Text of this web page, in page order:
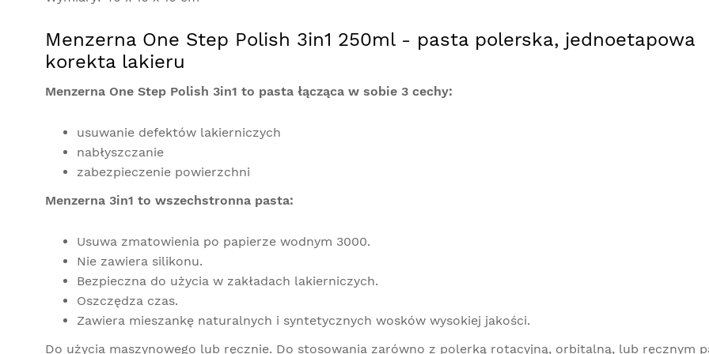
Menzerna One Step Polish 3in1 250ml - pasta polerska, jednoetapowa
korekta lakieru
Menzerna One Step Polish 3in1 to pasta łącząca w sobie 3 cechy:
usuwanie defektów lakierniczych
nabłyszczanie
zabezpieczenie powierzchni
Menzerna 3in1 to wszechstronna pasta:
Usuwa zmatowienia po papierze wodnym 3000.
Nie zawiera silikonu.
Bezpieczna do użycia w zakładach lakierniczych.
Oszczędza czas.
Zawiera mieszankę naturalnych i syntetycznych wosków wysokiej jakości.
Do użycia maszynowego lub ręcznie. Do stosowania zarówno z polerką rotacyjną, orbitalną, lub ręcznym